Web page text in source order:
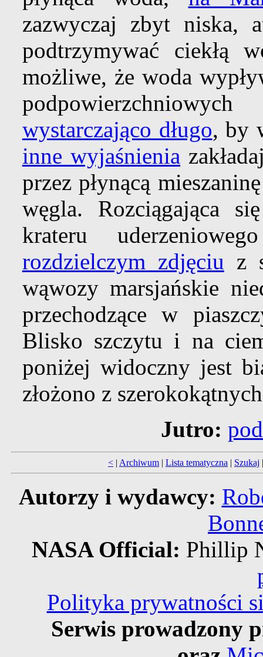
zazwyczaj zbyt niska,
podtrzymywać ciekłą
możliwe, że woda
wystarczająco długo, by
inne wyjaśnienia
przez płynącą
węgla. Rozciągająca
krateru
rozdzielczym zdjęciu z
wąwozy marsjańskie
przechodzące w
Blisko szczytu i na
poniżej widoczny jest
złożono z
Jutro:
< | Archiwum | Lista tematyczna | Szukaj
Autorzy i wydawcy:
NASA Official: Phillip
Polityka prywatności
Serwis prowadzony